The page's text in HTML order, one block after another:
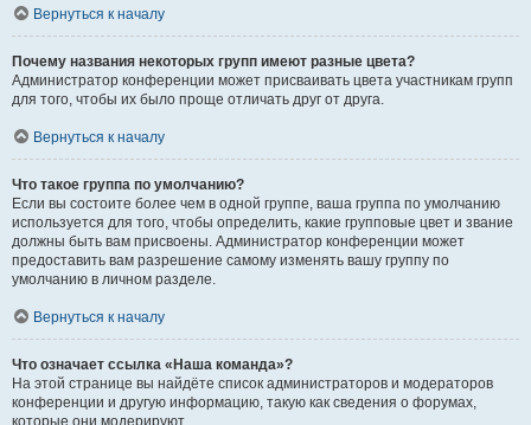
Вернуться к началу
Почему названия некоторых групп имеют разные цвета?
Администратор конференции может присваивать цвета участникам групп
для того, чтобы их было проще отличать друг от друга.
Вернуться к началу
Что такое группа по умолчанию?
Если вы состоите более чем в одной группе, ваша группа по умолчанию
используется для того, чтобы определить, какие групповые цвет и звание
должны быть вам присвоены. Администратор конференции может
предоставить вам разрешение самому изменять вашу группу по
умолчанию в личном разделе.
Вернуться к началу
Что означает ссылка «Наша команда»?
На этой странице вы найдёте список администраторов и модераторов
конференции и другую информацию, такую как сведения о форумах,
которые они модерируют.